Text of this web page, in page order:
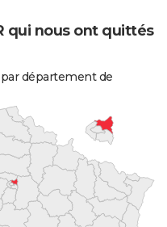
qui nous ont quittés
département de